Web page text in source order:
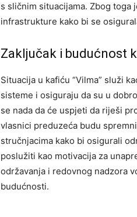
s sličnim situacijama. Zbog toga
infrastrukture kako bi se
Zaključak i budućnost
Situacija u kafiću “Vilma” služi
sisteme i osiguraju da su u
se nada da će uspjeti da riješi
vlasnici preduzeća budu
stručnjacima kako bi osigurali
poslužiti kao motivacija za
održavanja i redovnog nadzora
budućnosti.